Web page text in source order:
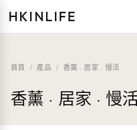
HKINLIFE
首頁 / 產品 / 香薰 · 居家 · 慢活
香薰 · 居家 · 慢